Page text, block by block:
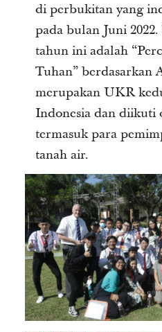
di perbukitan yang
pada bulan Juni
tahun ini adalah
Tuhan” berdasarkan
merupakan UKR
Indonesia dan diikuti
termasuk para
tanah air.